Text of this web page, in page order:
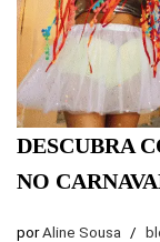
DESCUBRA
NO
porAline Sousa